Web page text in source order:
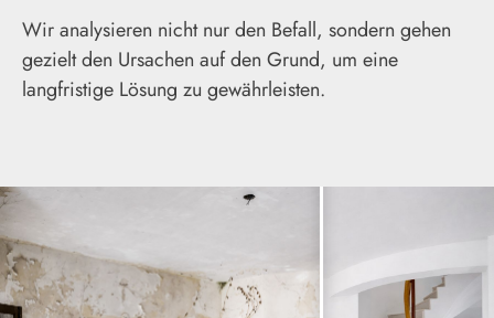
Wir analysieren nicht nur den Befall, sondern gehen
gezielt den Ursachen auf den Grund, um eine
langfristige Lösung zu gewährleisten.